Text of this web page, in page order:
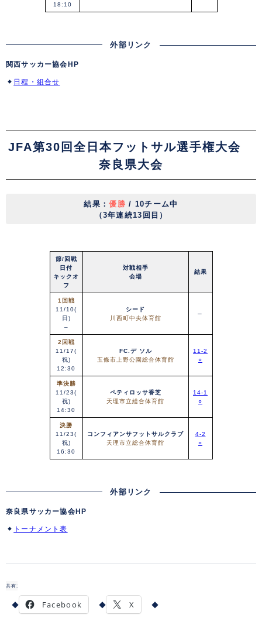
18:10
外部リンク
関西サッカー協会HP
日程・組合せ
JFA第30回全日本フットサル選手権大会
奈良県大会
結果：優勝 / 10チーム中
（3年連続13回目）
節/回戦
日付
キックオ
フ
対戦相手
会場
結果
1回戦
11/10(
日)
–
シード
川西町中央体育館
–
2回戦
11/17(
祝)
12:30
FC.デ ソル
五條市上野公園総合体育館
11-2
○
準決勝
11/23(
祝)
14:30
ペティロッサ香芝
天理市立総合体育館
14-1
○
決勝
11/23(
祝)
16:30
コンフィアンサフットサルクラブ
天理市立総合体育館
4-2
○
外部リンク
奈良県サッカー協会HP
トーナメント表
共有:
Facebook X